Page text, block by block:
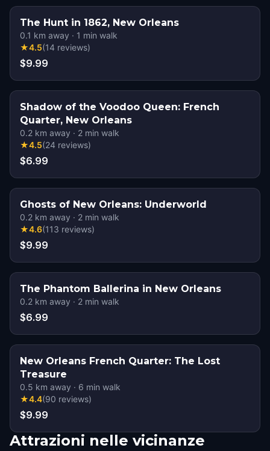
The Hunt in 1862, New Orleans
0.1 km away · 1 min walk
★4.5(14 reviews)
$9.99
Shadow of the Voodoo Queen: French
Quarter, New Orleans
0.2 km away · 2 min walk
★4.5(24 reviews)
$6.99
Ghosts of New Orleans: Underworld
0.2 km away · 2 min walk
★4.6(113 reviews)
$9.99
The Phantom Ballerina in New Orleans
0.2 km away · 2 min walk
$6.99
New Orleans French Quarter: The Lost
Treasure
0.5 km away · 6 min walk
★4.4(90 reviews)
$9.99
Attrazioni nelle vicinanze